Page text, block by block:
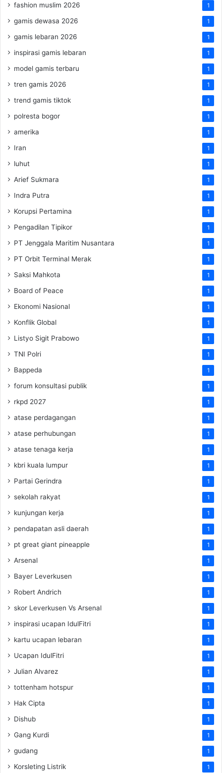
fashion muslim 2026 1
gamis dewasa 2026 1
gamis lebaran 2026 1
inspirasi gamis lebaran 1
model gamis terbaru 1
tren gamis 2026 1
trend gamis tiktok 1
polresta bogor 1
amerika 1
Iran 1
luhut 1
Arief Sukmara 1
Indra Putra 1
Korupsi Pertamina 1
Pengadilan Tipikor 1
PT Jenggala Maritim Nusantara 1
PT Orbit Terminal Merak 1
Saksi Mahkota 1
Board of Peace 1
Ekonomi Nasional 1
Konflik Global 1
Listyo Sigit Prabowo 1
TNI Polri 1
Bappeda 1
forum konsultasi publik 1
rkpd 2027 1
atase perdagangan 1
atase perhubungan 1
atase tenaga kerja 1
kbri kuala lumpur 1
Partai Gerindra 1
sekolah rakyat 1
kunjungan kerja 1
pendapatan asli daerah 1
pt great giant pineapple 1
Arsenal 1
Bayer Leverkusen 1
Robert Andrich 1
skor Leverkusen Vs Arsenal 1
inspirasi ucapan IdulFitri 1
kartu ucapan lebaran 1
Ucapan IdulFitri 1
Julian Alvarez 1
tottenham hotspur 1
Hak Cipta 1
Dishub 1
Gang Kurdi 1
gudang 1
Korsleting Listrik 1